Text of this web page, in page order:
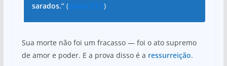
sarados.”(Isaías 53:5)
Sua morte não foi um fracasso — foi o ato supremo
de amor e poder. E a prova disso é a ressurreição.